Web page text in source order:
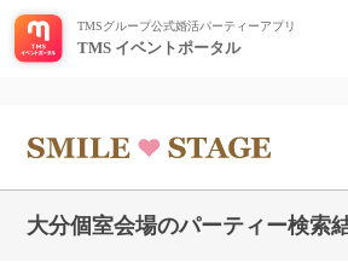
ログイン
はじめての方へ
TMSグループ公式婚活パーティーアプリ
TMS イベントポータル
大分個室会場のパーティー検索